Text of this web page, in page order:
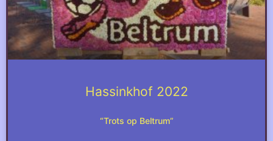
Hassinkhof 2022
“Trots op Beltrum”